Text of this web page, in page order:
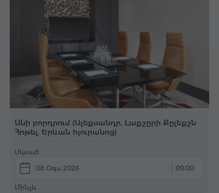
Անի բորդրում (Ալեքսանդր, Լաքշըրի Քըլեքշն
Հոթել, Երևան հյուրանոց)
Սկսած
08 Օգս 2026 09:00
Մինչև